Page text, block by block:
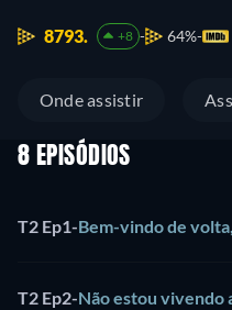
8793. +8 64%
Onde assistir
8 EPISÓDIOS
T2 Ep1-Bem-vindo de
T2 Ep2-Não estou vivendo